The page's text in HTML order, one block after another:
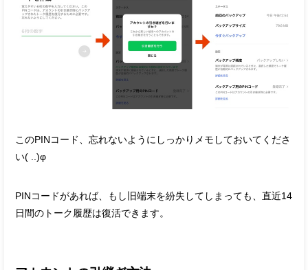
このPINコード、忘れないようにしっかりメモしておいてくださ
い( ..)φ
PINコードがあれば、もし旧端末を紛失してしまっても、直近14
日間のトーク履歴は復活できます。